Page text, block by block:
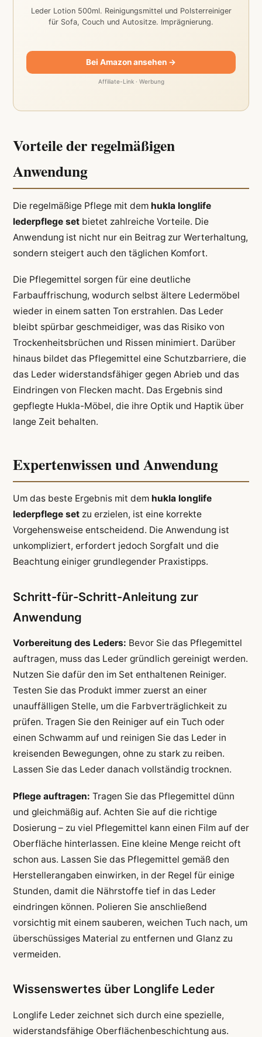
Leder Lotion 500ml. Reinigungsmittel und Polsterreiniger
für Sofa, Couch und Autositze. Imprägnierung.
Bei Amazon ansehen →
Affiliate-Link · Werbung
Vorteile der regelmäßigen
Anwendung
Die regelmäßige Pflege mit dem hukla longlife
lederpflege setbietet zahlreiche Vorteile. Die
Anwendung ist nicht nur ein Beitrag zur Werterhaltung,
sondern steigert auch den täglichen Komfort.
Die Pflegemittel sorgen für eine deutliche
Farbauffrischung, wodurch selbst ältere Ledermöbel
wieder in einem satten Ton erstrahlen. Das Leder
bleibt spürbar geschmeidiger, was das Risiko von
Trockenheitsbrüchen und Rissen minimiert. Darüber
hinaus bildet das Pflegemittel eine Schutzbarriere, die
das Leder widerstandsfähiger gegen Abrieb und das
Eindringen von Flecken macht. Das Ergebnis sind
gepflegte Hukla-Möbel, die ihre Optik und Haptik über
lange Zeit behalten.
Expertenwissen und Anwendung
Um das beste Ergebnis mit dem hukla longlife
lederpflege setzu erzielen, ist eine korrekte
Vorgehensweise entscheidend. Die Anwendung ist
unkompliziert, erfordert jedoch Sorgfalt und die
Beachtung einiger grundlegender Praxistipps.
Schritt-für-Schritt-Anleitung zur
Anwendung
Vorbereitung des Leders: Bevor Sie das Pflegemittel
auftragen, muss das Leder gründlich gereinigt werden.
Nutzen Sie dafür den im Set enthaltenen Reiniger.
Testen Sie das Produkt immer zuerst an einer
unauffälligen Stelle, um die Farbverträglichkeit zu
prüfen. Tragen Sie den Reiniger auf ein Tuch oder
einen Schwamm auf und reinigen Sie das Leder in
kreisenden Bewegungen, ohne zu stark zu reiben.
Lassen Sie das Leder danach vollständig trocknen.
Pflege auftragen: Tragen Sie das Pflegemittel dünn
und gleichmäßig auf. Achten Sie auf die richtige
Dosierung – zu viel Pflegemittel kann einen Film auf der
Oberfläche hinterlassen. Eine kleine Menge reicht oft
schon aus. Lassen Sie das Pflegemittel gemäß den
Herstellerangaben einwirken, in der Regel für einige
Stunden, damit die Nährstoffe tief in das Leder
eindringen können. Polieren Sie anschließend
vorsichtig mit einem sauberen, weichen Tuch nach, um
überschüssiges Material zu entfernen und Glanz zu
vermeiden.
Wissenswertes über Longlife Leder
Longlife Leder zeichnet sich durch eine spezielle,
widerstandsfähige Oberflächenbeschichtung aus.